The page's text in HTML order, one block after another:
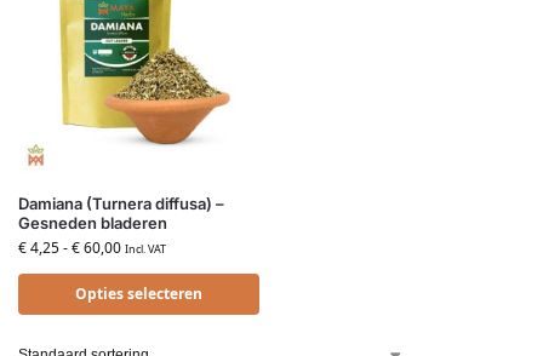
Damiana (Turnera diffusa) –
Gesneden bladeren
€4,25-€60,00 Incl. VAT
Opties selecteren